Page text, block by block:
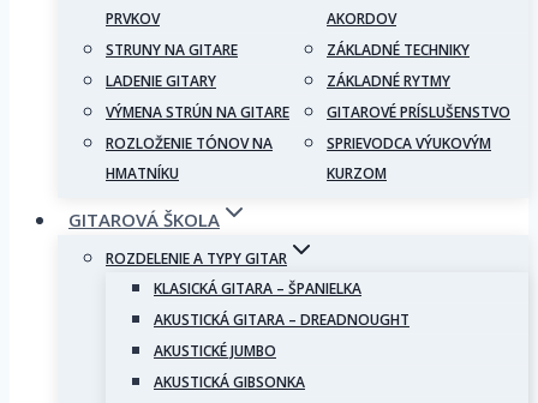
PRVKOV
STRUNY NA GITARE
LADENIE GITARY
VÝMENA STRÚN NA GITARE
ROZLOŽENIE TÓNOV NA
HMATNÍKU
AKORDOV
ZÁKLADNÉ TECHNIKY
ZÁKLADNÉ RYTMY
GITAROVÉ PRÍSLUŠENSTVO
SPRIEVODCA VÝUKOVÝM
KURZOM
GITAROVÁ ŠKOLA
ROZDELENIE A TYPY GITAR
KLASICKÁ GITARA – ŠPANIELKA
AKUSTICKÁ GITARA – DREADNOUGHT
AKUSTICKÉ JUMBO
AKUSTICKÁ GIBSONKA